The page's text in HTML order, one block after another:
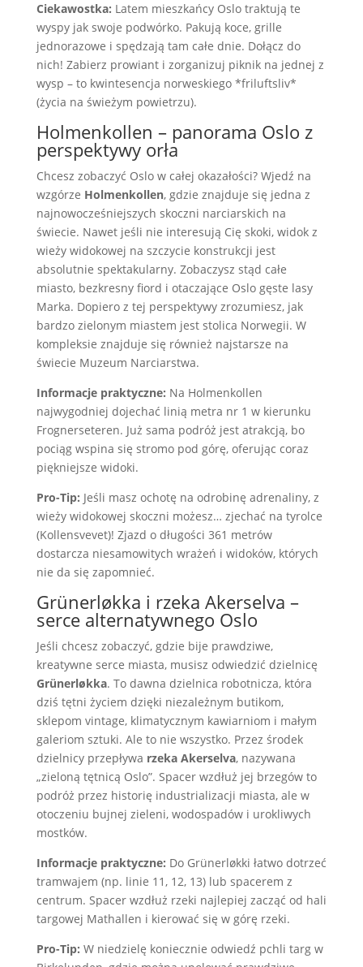
Ciekawostka: Latem mieszkańcy Oslo traktują te
wyspy jak swoje podwórko. Pakują koce, grille
jednorazowe i spędzają tam całe dnie. Dołącz do
nich! Zabierz prowiant i zorganizuj piknik na jednej z
wysp – to kwintesencja norweskiego *friluftsliv*
(życia na świeżym powietrzu).
Holmenkollen – panorama Oslo z
perspektywy orła
Chcesz zobaczyć Oslo w całej okazałości? Wjedź na
wzgórze Holmenkollen, gdzie znajduje się jedna z
najnowocześniejszych skoczni narciarskich na
świecie. Nawet jeśli nie interesują Cię skoki, widok z
wieży widokowej na szczycie konstrukcji jest
absolutnie spektakularny. Zobaczysz stąd całe
miasto, bezkresny fiord i otaczające Oslo gęste lasy
Marka. Dopiero z tej perspektywy zrozumiesz, jak
bardzo zielonym miastem jest stolica Norwegii. W
kompleksie znajduje się również najstarsze na
świecie Muzeum Narciarstwa.
Informacje praktyczne: Na Holmenkollen
najwygodniej dojechać linią metra nr 1 w kierunku
Frognerseteren. Już sama podróż jest atrakcją, bo
pociąg wspina się stromo pod górę, oferując coraz
piękniejsze widoki.
Pro-Tip: Jeśli masz ochotę na odrobinę adrenaliny, z
wieży widokowej skoczni możesz… zjechać na tyrolce
(Kollensvevet)! Zjazd o długości 361 metrów
dostarcza niesamowitych wrażeń i widoków, których
nie da się zapomnieć.
Grünerløkka i rzeka Akerselva –
serce alternatywnego Oslo
Jeśli chcesz zobaczyć, gdzie bije prawdziwe,
kreatywne serce miasta, musisz odwiedzić dzielnicę
Grünerløkka. To dawna dzielnica robotnicza, która
dziś tętni życiem dzięki niezależnym butikom,
sklepom vintage, klimatycznym kawiarniom i małym
galeriom sztuki. Ale to nie wszystko. Przez środek
dzielnicy przepływa rzeka Akerselva, nazywana
„zieloną tętnicą Oslo”. Spacer wzdłuż jej brzegów to
podróż przez historię industrializacji miasta, ale w
otoczeniu bujnej zieleni, wodospadów i urokliwych
mostków.
Informacje praktyczne: Do Grünerløkki łatwo dotrzeć
tramwajem (np. linie 11, 12, 13) lub spacerem z
centrum. Spacer wzdłuż rzeki najlepiej zacząć od hali
targowej Mathallen i kierować się w górę rzeki.
Pro-Tip: W niedzielę koniecznie odwiedź pchli targ w